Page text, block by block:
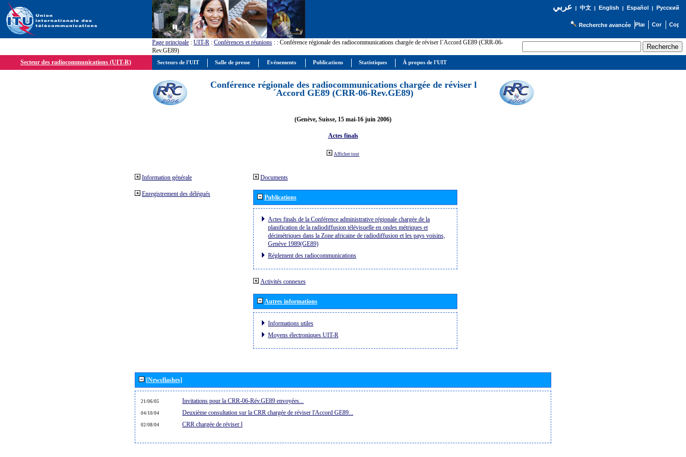
عربي| 中文| English | Español | Русский
Recherche avancée
Page principale : UIT-R : Conférences et réunions : : Conférence régionale des radiocommunications chargée de réviser l´Accord GE89 (CRR-06-
Rev.GE89)
Secteur des radiocommunications (UIT-R)
Conférence régionale des radiocommunications chargée de réviser l
´Accord GE89 (CRR-06-Rev.GE89)
(Genève, Suisse, 15 mai-16 juin 2006)
Actes finals
Afficher tout
Information générale
Enregistrement des délégués
Documents
Publications
Actes finals de la Conférence administrative régionale chargée de la
planification de la radiodiffusion télévisuelle en ondes métriques et
décimétriques dans la Zone africaine de radiodiffusion et les pays voisins,
Genève 1989(GE89)
Réglement des radiocommunications
Activités connexes
Autres informations
Informations utiles
Moyens électroniques UIT-R
[Newsflashes]
21/06/05 Invitations pour la CRR-06-Rév.GE89 envoyées...
04/10/04 Deuxième consultation sur la CRR chargée de réviser l'Accord GE89...
02/08/04 CRR chargée de réviser l
Secteurs de l'UIT Salle de presse Evénements Publications Statistiques À propos de l'UIT